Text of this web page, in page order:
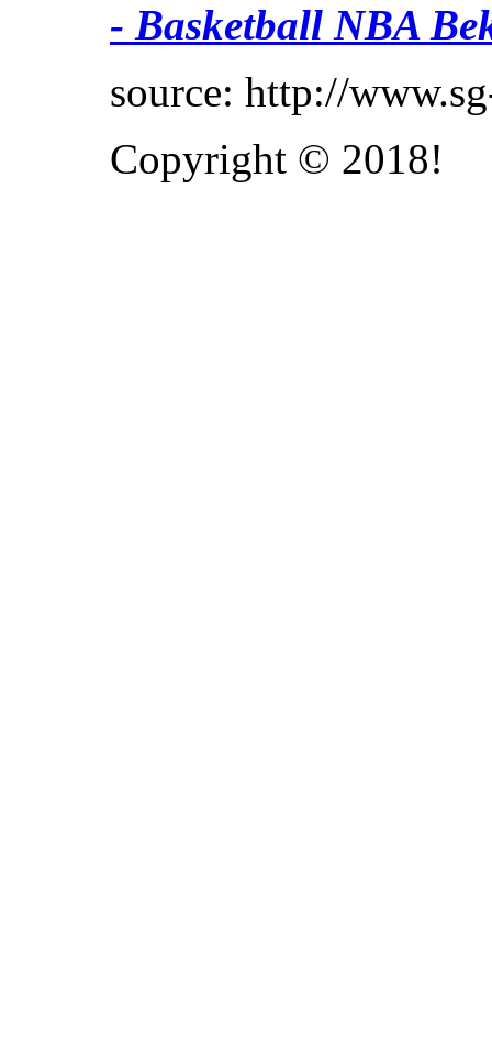
- Basketball NBA
source: http://
Copyright © 2018!